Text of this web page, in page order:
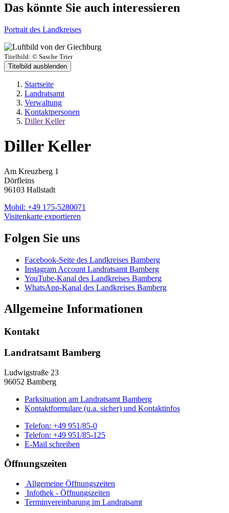
Das könnte Sie auch interessieren
Portrait des Landkreises
Titelbild: © Sasche Trier
Titelbild ausblenden
Startseite
Landratsamt
Verwaltung
Kontaktpersonen
Diller Keller
Diller Keller
Am Kreuzberg 1
Dörfleins
96103 Hallstadt
Mobil: +49 175-5280071
Visitenkarte exportieren
Folgen Sie uns
Facebook-Seite des Landkreises Bamberg
Instagram Account Landratsamt Bamberg
YouTube-Kanal des Landkreises Bamberg
WhatsApp-Kanal des Landkreises Bamberg
Allgemeine Informationen
Kontakt
Landratsamt Bamberg
Ludwigstraße 23
96052 Bamberg
Parksituation am Landratsamt Bamberg
Kontaktformulare (u.a. sicher) und Kontaktinfos
Telefon: +49 951/85-0
Telefon: +49 951/85-125
E-Mail schreiben
Öffnungszeiten
Allgemeine Öffnungszeiten
Infothek - Öffnungszeiten
Terminvereinbarung im Landratsamt